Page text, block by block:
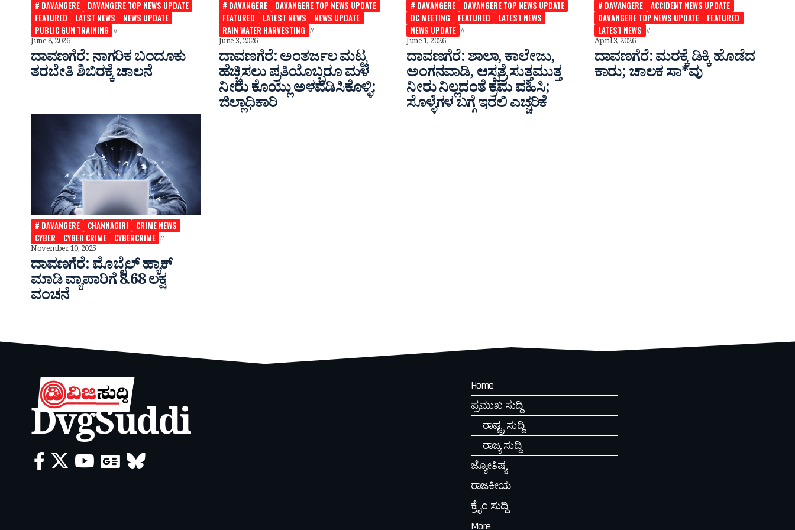
# DAVANGERE
DAVANGERE TOP NEWS UPDATE
FEATURED
LATST NEWS
NEWS UPDATE
PUBLIC GUN TRAINING
June 8, 2026
ದಾವಣಗೆರೆ: ನಾಗರಿಕ ಬಂದೂಕು
ತರಬೇತಿ ಶಿಬಿರಕ್ಕೆ ಚಾಲನೆ
# DAVANGERE
DAVANGERE TOP NEWS UPDATE
FEATURED
LATEST NEWS
NEWS UPDATE
RAIN WATER HARVESTING
June 3, 2026
ದಾವಣಗೆರೆ: ಅಂತರ್ಜಲ ಮಟ್ಟ
ಹೆಚ್ಚಿಸಲು ಪ್ರತಿಯೊಬ್ಬರೂ ಮಳೆ
ನೀರು ಕೊಯ್ಲು ಅಳವಡಿಸಿಕೊಳ್ಳಿ:
ಜಿಲ್ಲಾಧಿಕಾರಿ
# DAVANGERE
DAVANGERE TOP NEWS UPDATE
DC MEETING
FEATURED
LATEST NEWS
NEWS UPDATE
June 1, 2026
ದಾವಣಗೆರೆ: ಶಾಲಾ, ಕಾಲೇಜು,
ಅಂಗನವಾಡಿ, ಆಸ್ಪತ್ರೆ ಸುತ್ತಮುತ್ತ
ನೀರು ನಿಲ್ಲದಂತೆ ಕ್ರಮ ವಹಿಸಿ;
ಸೊಳ್ಳೆಗಳ ಬಗ್ಗೆ ಇರಲಿ ಎಚ್ಚರಿಕೆ
# DAVANGERE
ACCIDENT NEWS UPDATE
DAVANGERE TOP NEWS UPDATE
FEATURED
LATEST NEWS
April 3, 2026
ದಾವಣಗೆರೆ: ಮರಕ್ಕೆ ಡಿಕ್ಕಿ ಹೊಡೆದ
ಕಾರು; ಚಾಲಕ ಸಾ*ವು
# DAVANGERE CHANNAGIRI
CRIME NEWS
CYBER
CYBER CRIME CYBERCRIME
November 10, 2025
ದಾವಣಗೆರೆ: ಮೊಬೈಲ್ ಹ್ಯಾಕ್
ಮಾಡಿ ವ್ಯಾಪಾರಿಗೆ 8.68 ಲಕ್ಷ
ವಂಚನೆ
DvgSuddi
Home
ಪ್ರಮುಖ ಸುದ್ದಿ
ರಾಷ್ಟ್ರ ಸುದ್ದಿ
ರಾಜ್ಯ ಸುದ್ದಿ
ಜ್ಯೋತಿಷ್ಯ
ರಾಜಕೀಯ
ಕ್ರೈಂ ಸುದ್ದಿ
More